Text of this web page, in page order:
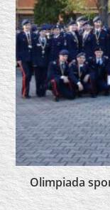
Olimpiada